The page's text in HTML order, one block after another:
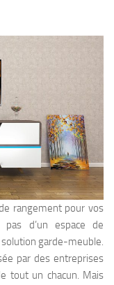
rangement pour vos
d’un espace de
solution garde-meuble.
par des entreprises
tout un chacun. Mais